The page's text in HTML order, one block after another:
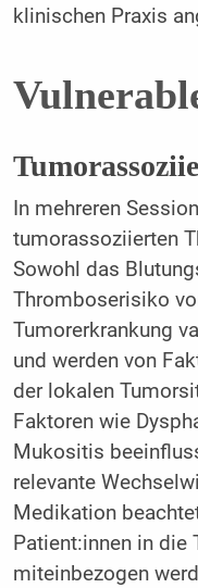
klinischen Praxis
In mehreren
tumorassoziierten
Sowohl das
Thromboserisiko
Tumorerkrankung
und werden von
der lokalen
Faktoren wie
Mukositis
relevante
Medikation
Patient:innen in die
miteinbezogen